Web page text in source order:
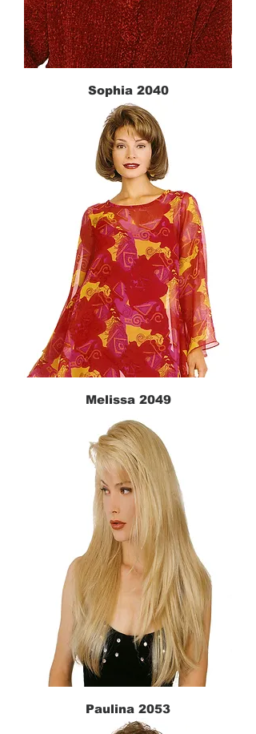
Sophia 2040
Melissa 2049
Paulina 2053